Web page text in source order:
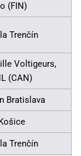
(FIN)
Trenčín
Voltigeurs,
(CAN)
Bratislava
Trenčín